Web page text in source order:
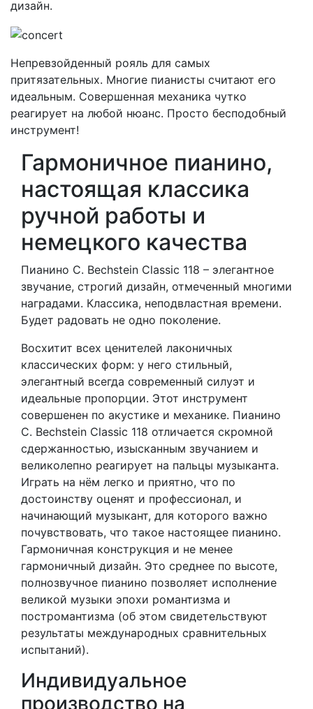
дизайн.
Непревзойденный рояль для самых
притязательных. Многие пианисты считают его
идеальным. Совершенная механика чутко
реагирует на любой нюанс. Просто бесподобный
инструмент!
Гармоничное пианино,
настоящая классика
ручной работы и
немецкого качества
Пианино C. Bechstein Classic 118 – элегантное
звучание, строгий дизайн, отмеченный многими
наградами. Классика, неподвластная времени.
Будет радовать не одно поколение.
Bосхитит всех ценителей лаконичных
классических форм: у него стильный,
элегантный всегда современный силуэт и
идеальные пропорции. Этот инструмент
совершенен по акустике и механике. Пианино
C. Bechstein Classic 118 отличается скромной
сдержанностью, изысканным звучанием и
великолепно реагирует на пальцы музыканта.
Играть на нём легко и приятно, что по
достоинству оценят и профессионал, и
начинающий музыкант, для которого важно
почувствовать, что такое настоящее пианино.
Гармоничная конструкция и не менее
гармоничный дизайн. Это среднее по высоте,
полнозвучное пианино позволяет исполнение
великой музыки эпохи романтизма и
постромантизма (об этом свидетельствуют
результаты международных сравнительных
испытаний).
Индивидуальное
производство на